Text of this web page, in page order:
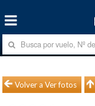
Volver a Ver fotos